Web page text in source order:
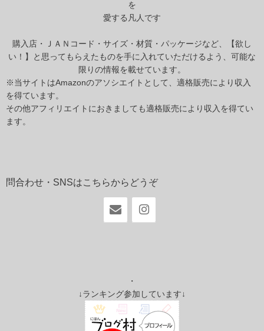
を
愛する凡人です
購入店・ＪＡＮコード・サイズ・材質・パッケージなど、【欲し
い！】と思ってもらえたものを手に入れていただけるよう、可能な
限りの情報を載せています。
※当サイトはAmazonのアソシエイトとして、適格販売により収入
を得ています。
その他アフィリエイトにおきましても適格販売により収入を得てい
ます。
問合わせ・SNSはこちらからどうぞ
・
↓ランキング参加しています↓